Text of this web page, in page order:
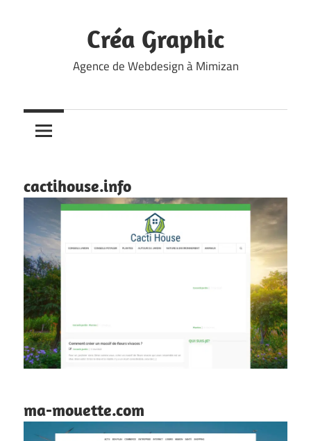
Créa Graphic
Agence de Webdesign à Mimizan
cactihouse.info
ma-mouette.com